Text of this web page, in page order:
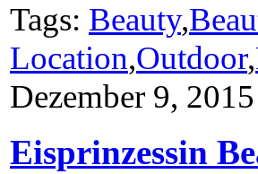
Tags: Beauty,
Location,Outdoor,
Dezember 9, 2015
Eisprinzessin